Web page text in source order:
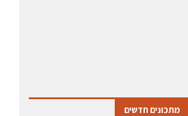
מתכונים חדשים